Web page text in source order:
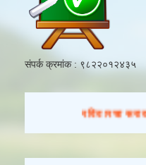
संपर्क क्रमांक : ९८२२०१२४३५
रविवारचा सराव